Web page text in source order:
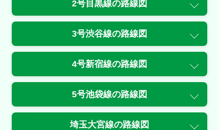
規制
目黒付近→荏原付近
１車線規制
原因
工事
2号目黒線の路線図
3号渋谷線の路線図
4号新宿線の路線図
5号池袋線の路線図
埼玉大宮線の路線図